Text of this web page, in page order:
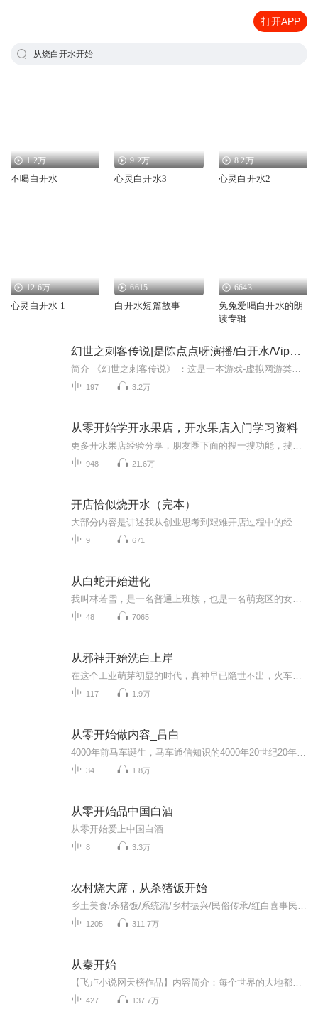
打开APP
从烧白开水开始
1.2万
不喝白开水
9.2万
心灵白开水3
8.2万
心灵白开水2
12.6万
心灵白开水 1
6615
白开水短篇故事
6643
兔兔爱喝白开水的朗
读专辑
幻世之刺客传说|是陈点点呀演播/白开水/Vip免费
197 3.2万
从零开始学开水果店，开水果店入门学习资料
948 21.6万
开店恰似烧开水（完本）
9 671
从白蛇开始进化
48 7065
从邪神开始洗白上岸
117 1.9万
从零开始做内容_吕白
34 1.8万
从零开始品中国白酒
从零开始爱上中国白酒
8 3.3万
农村烧大席，从杀猪饭开始
1205 311.7万
从秦开始
427 137.7万